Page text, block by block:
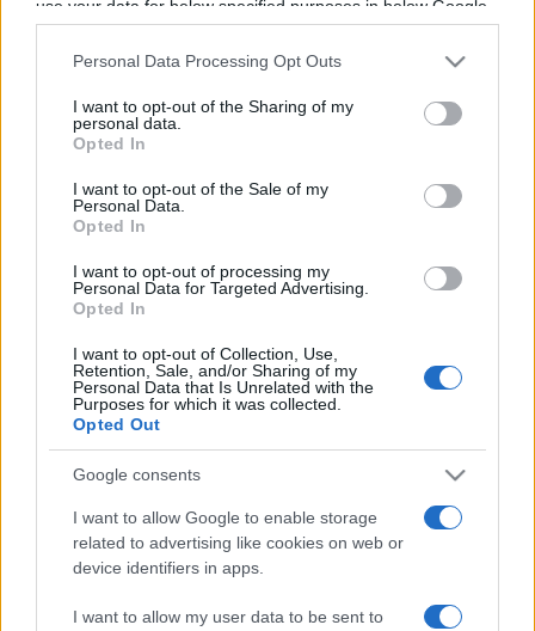
use your data for below specified purposes in below Google
consent section.
Personal Data Processing Opt Outs
I want to opt-out of the Sharing of my
personal data.
Opted In
I want to opt-out of the Sale of my
Personal Data.
Opted In
I want to opt-out of processing my
Personal Data for Targeted Advertising.
Opted In
I want to opt-out of Collection, Use,
Retention, Sale, and/or Sharing of my
Personal Data that Is Unrelated with the
Purposes for which it was collected.
Opted Out
Google consents
I want to allow Google to enable storage
related to advertising like cookies on web or
device identifiers in apps.
I want to allow my user data to be sent to
Mercredi 05 février 2025
20h30
Paris Basket
La diffusion du match de basket entre les
équipesParis Basket(équipe fondée en 2018)
Olympiakos(équipe fondée en 1925) aura
mercredi 05 février 2025 à 20h30. Cette
rencontre deEuroleaguesera diffusée à la